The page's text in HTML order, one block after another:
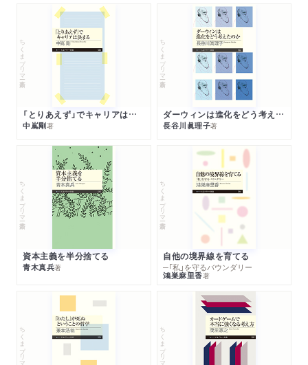
ちくまプリマー新書
「とりあえず」でキャリアは決まる
中嶌剛著
ちくまプリマー新書
ダーウィンは進化をどう考えたのか
長谷川眞理子著
ちくまプリマー新書
資本主義を半分捨てる
青木真兵著
ちくまプリマー新書
自他の境界線を育てる
─「私」を守るバウンダリー
鴻巣麻里香著
ちくまプリマー新書 ちくまプリマー新書